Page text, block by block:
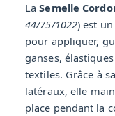
LaSemelle
44/75/1022) est un
pour appliquer,
ganses,
textiles. Grâce à
latéraux, elle
place pendant la